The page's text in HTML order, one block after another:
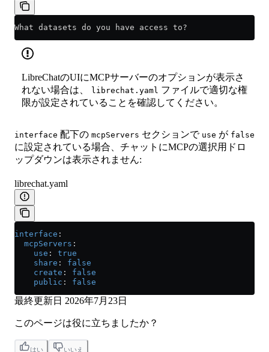
What datasets do you have access to?
LibreChatのUIにMCPサーバーのオプションが表示さ
れない場合は、
librechat.yaml ファイルで適切な権
限が設定されていることを確認してください。
interface 配下の mcpServers セクションで use が false
に設定されている場合、チャットにMCPの選択用ドロ
ップダウンは表示されません:
librechat.yaml
interface :
  mcpServers
:
    use
: true
    share
: false
    create
: false
    public
: false
最終更新日 2026年7月23日
このページは役に立ちましたか？
はい いいえ